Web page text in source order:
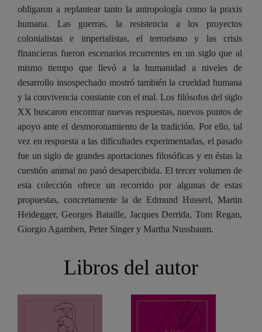
obligaron a replantear tanto la antropología como la praxis
humana. Las guerras, la resistencia a los proyectos
colonialistas e imperialistas, el terrorismo y las crisis
financieras fueron escenarios recurrentes en un siglo que al
mismo tiempo que llevó a la humanidad a niveles de
desarrollo insospechado mostró también la crueldad humana
y la convivencia constante con el mal. Los filósofos del siglo
XX buscaron encontrar nuevas respuestas, nuevos puntos de
apoyo ante el desmoronamiento de la tradición. Por ello, tal
vez en respuesta a las dificultades experimentadas, el pasado
fue un siglo de grandes aportaciones filosóficas y en éstas la
cuestión animal no pasó desapercibida. El tercer volumen de
esta colección ofrece un recorrido por algunas de estas
propuestas, concretamente la de Edmund Husserl, Martin
Heidegger, Georges Bataille, Jacques Derrida, Tom Regan,
Giorgio Agamben, Peter Singer y Martha Nussbaum.
Libros del autor